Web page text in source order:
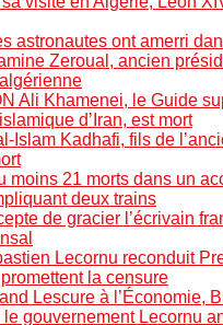
astronautes ont amerri
Zeroual, ancien
Ali Khamenei, le Guide
d’Iran, est mort
Islam Kadhafi, fils de
moins 21 morts dans un
deux trains
de gracier l’écrivain
Lecornu reconduit
la censure
Lescure à l’Économie,
le gouvernement Lecornu